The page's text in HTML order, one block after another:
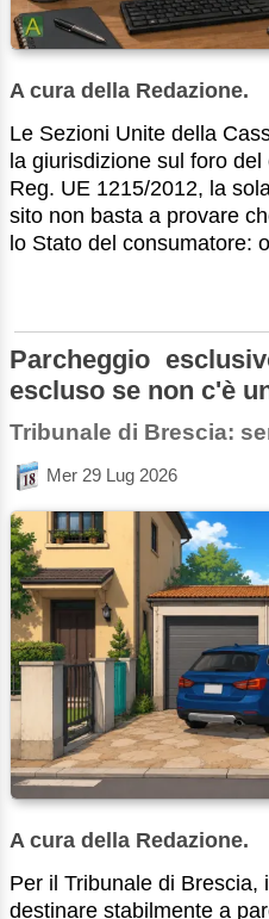
A cura della Redazione.
Le Sezioni Unite della
la giurisdizione sul foro
Reg. UE 1215/2012, la
sito non basta a provare
lo Stato del consumatore:
Parcheggio
escluso se non c'è
Tribunale di Brescia:
Mer 29 Lug 2026
A cura della Redazione.
Per il Tribunale di
destinare stabilmente a